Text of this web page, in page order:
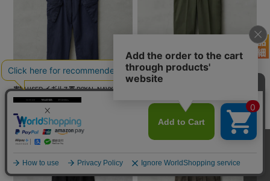
実物 USED イギリス軍 ROYAL NAVY COMB
AT カーゴパンツ スラントポケット【キャ
ンペーン対象外】【I】 ミリタリー 古着
ット / ファティーグパンツ【キャンペーン
対象外】【I】ミリタリー
¥16,500(税込)